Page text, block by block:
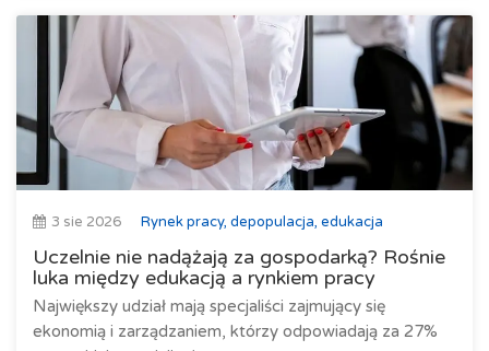
3 sie 2026 Rynek pracy, depopulacja, edukacja
Uczelnie nie nadążają za gospodarką? Rośnie
luka między edukacją a rynkiem pracy
Największy udział mają specjaliści zajmujący się
ekonomią i zarządzaniem, którzy odpowiadają za 27%